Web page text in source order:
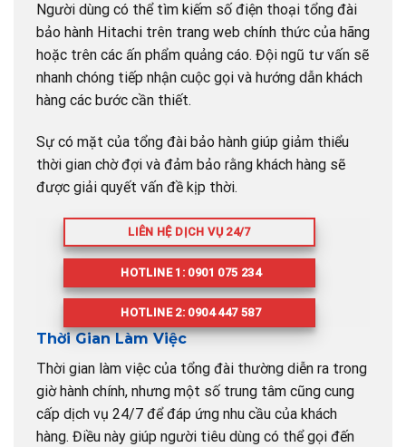
Người dùng có thể tìm kiếm số điện thoại tổng đài
bảo hành Hitachi trên trang web chính thức của hãng
hoặc trên các ấn phẩm quảng cáo. Đội ngũ tư vấn sẽ
nhanh chóng tiếp nhận cuộc gọi và hướng dẫn khách
hàng các bước cần thiết.
Sự có mặt của tổng đài bảo hành giúp giảm thiểu
thời gian chờ đợi và đảm bảo rằng khách hàng sẽ
được giải quyết vấn đề kịp thời.
LIÊN HỆ DỊCH VỤ 24/7
HOTLINE 1: 0901 075 234
HOTLINE 2: 0904 447 587
Thời Gian Làm Việc
Thời gian làm việc của tổng đài thường diễn ra trong
giờ hành chính, nhưng một số trung tâm cũng cung
cấp dịch vụ 24/7 để đáp ứng nhu cầu của khách
hàng. Điều này giúp người tiêu dùng có thể gọi đến